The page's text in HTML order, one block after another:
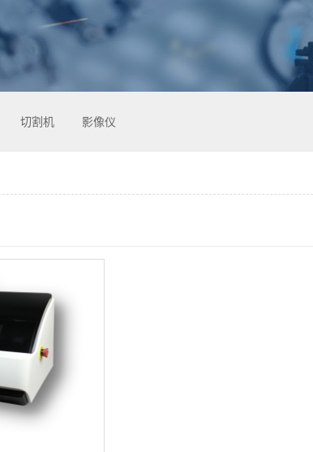
切割机 影像仪